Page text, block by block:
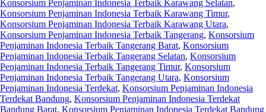
Konsorsium Penjaminan Indonesia Terbaik Karawang Selatan,
Konsorsium Penjaminan Indonesia Terbaik Karawang Timur,
Konsorsium Penjaminan Indonesia Terbaik Karawang Utara,
Konsorsium Penjaminan Indonesia Terbaik Tangerang, Konsorsium
Penjaminan Indonesia Terbaik Tangerang Barat, Konsorsium
Penjaminan Indonesia Terbaik Tangerang Selatan, Konsorsium
Penjaminan Indonesia Terbaik Tangerang Timur, Konsorsium
Penjaminan Indonesia Terbaik Tangerang Utara, Konsorsium
Penjaminan Indonesia Terdekat, Konsorsium Penjaminan Indonesia
Terdekat Bandung, Konsorsium Penjaminan Indonesia Terdekat
Bandung Barat, Konsorsium Penjaminan Indonesia Terdekat Bandung